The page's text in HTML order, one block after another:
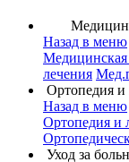
Назад в меню
Медицинская
лечения
Ортопедия и
Назад в меню
Ортопедия и
Уход за